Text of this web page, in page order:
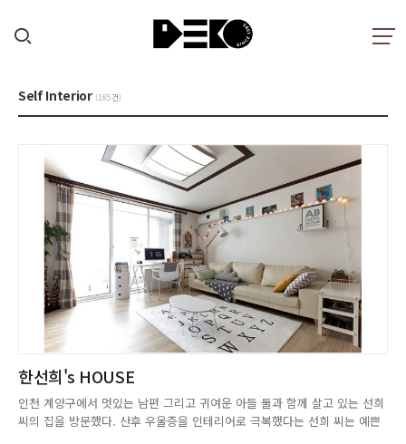
Self Interior (185건)
한선희's HOUSE
인천 계양구에서 멋있는 남편 그리고 귀여운 아들 둘과 함께 살고 있는 선희
씨의 집을 방문했다. 산후 우울증을 인테리어로 극복했다는 선희 씨는 예쁜